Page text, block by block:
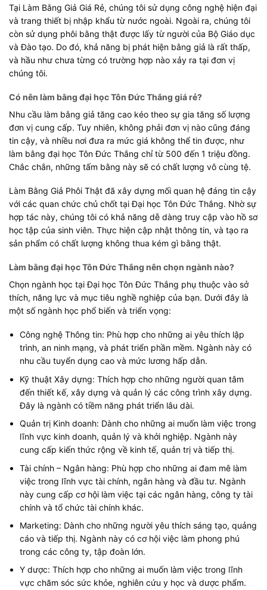
Tại Làm Bằng Giả Giá Rẻ, chúng tôi sử dụng công nghệ hiện đại
và trang thiết bị nhập khẩu từ nước ngoài. Ngoài ra, chúng tôi
còn sử dụng phôi bằng thật được lấy từ người của Bộ Giáo dục
và Đào tạo. Do đó, khả năng bị phát hiện bằng giả là rất thấp,
và hầu như chưa từng có trường hợp nào xảy ra tại đơn vị
chúng tôi.
Có nên làm bằng đại học Tôn Đức Thắng giá rẻ?
Nhu cầu làm bằng giả tăng cao kéo theo sự gia tăng số lượng
đơn vị cung cấp. Tuy nhiên, không phải đơn vị nào cũng đáng
tin cậy, và nhiều nơi đưa ra mức giá không thể tin được, như
làm bằng đại học Tôn Đức Thắng chỉ từ 500 đến 1 triệu đồng.
Chắc chắn, những tấm bằng này sẽ có chất lượng vô cùng tệ.
Làm Bằng Giả Phôi Thật đã xây dựng mối quan hệ đáng tin cậy
với các quan chức chủ chốt tại Đại học Tôn Đức Thắng. Nhờ sự
hợp tác này, chúng tôi có khả năng dễ dàng truy cập vào hồ sơ
học tập của sinh viên. Thực hiện cập nhật thông tin, và tạo ra
sản phẩm có chất lượng không thua kém gì bằng thật.
Làm bằng đại học Tôn Đức Thắng nên chọn ngành nào?
Chọn ngành học tại Đại học Tôn Đức Thắng phụ thuộc vào sở
thích, năng lực và mục tiêu nghề nghiệp của bạn. Dưới đây là
một số ngành học phổ biến và triển vọng:
Công nghệ Thông tin: Phù hợp cho những ai yêu thích lập
trình, an ninh mạng, và phát triển phần mềm. Ngành này có
nhu cầu tuyển dụng cao và mức lương hấp dẫn.
Kỹ thuật Xây dựng: Thích hợp cho những người quan tâm
đến thiết kế, xây dựng và quản lý các công trình xây dựng.
Đây là ngành có tiềm năng phát triển lâu dài.
Quản trị Kinh doanh: Dành cho những ai muốn làm việc trong
lĩnh vực kinh doanh, quản lý và khởi nghiệp. Ngành này
cung cấp kiến thức rộng về kinh tế, quản trị và tiếp thị.
Tài chính – Ngân hàng: Phù hợp cho những ai đam mê làm
việc trong lĩnh vực tài chính, ngân hàng và đầu tư. Ngành
này cung cấp cơ hội làm việc tại các ngân hàng, công ty tài
chính và tổ chức tài chính khác.
Marketing: Dành cho những người yêu thích sáng tạo, quảng
cáo và tiếp thị. Ngành này có cơ hội việc làm phong phú
trong các công ty, tập đoàn lớn.
Y dược: Thích hợp cho những ai muốn làm việc trong lĩnh
vực chăm sóc sức khỏe, nghiên cứu y học và dược phẩm.